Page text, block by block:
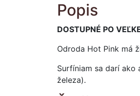
Popis
DOSTUPNÉ PO
Odroda Hot Pink má
Surfíniam sa darí ako
železa).